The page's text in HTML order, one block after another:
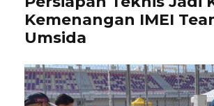
Kemenangan IMEI
Umsida